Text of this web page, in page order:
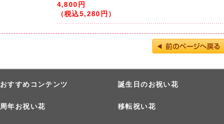
4,800円
（税込5,280円）
おすすめコンテンツ 誕生日のお祝い花
周年お祝い花 移転祝い花